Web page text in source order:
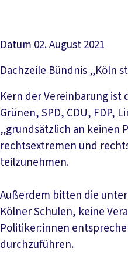
Datum 02. August 2021
Dachzeile Bündnis „Köln
Kern der Vereinbarung ist
Grünen, SPD, CDU, FDP,
„grundsätzlich an keinen
rechtsextremen und
teilzunehmen.
Außerdem bitten die
Kölner Schulen, keine
Politiker:innen
durchzuführen.